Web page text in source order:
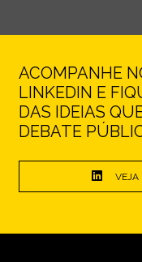
ACOMPANHE
LINKEDIN E
DAS IDEIAS
DEBATE
VEJA